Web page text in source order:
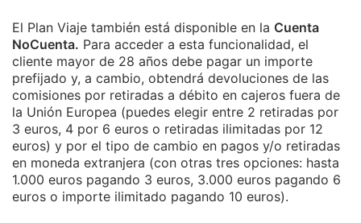
El Plan Viaje también está disponible en la Cuenta
NoCuenta. Para acceder a esta funcionalidad, el
cliente mayor de 28 años debe pagar un importe
prefijado y, a cambio, obtendrá devoluciones de las
comisiones por retiradas a débito en cajeros fuera de
la Unión Europea (puedes elegir entre 2 retiradas por
3 euros, 4 por 6 euros o retiradas ilimitadas por 12
euros) y por el tipo de cambio en pagos y/o retiradas
en moneda extranjera (con otras tres opciones: hasta
1.000 euros pagando 3 euros, 3.000 euros pagando 6
euros o importe ilimitado pagando 10 euros).